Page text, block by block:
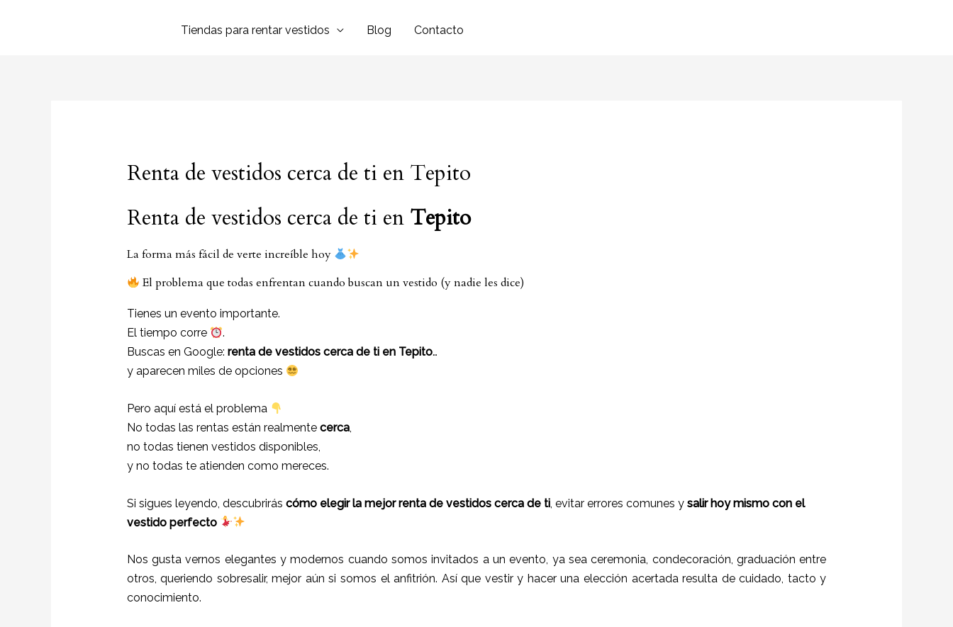
Tiendas para rentar vestidos Blog Contacto
Renta de vestidos cerca de ti en Tepito
Renta de vestidos cerca de ti en Tepito
La forma más fácil de verte increíble hoy
El problema que todas enfrentan cuando buscan un vestido (y nadie les dice)
Tienes un evento importante.
El tiempo corre
.
Buscas en Google: renta de vestidos cerca de ti en Tepito…
y aparecen miles de opciones
Pero aquí está el problema
No todas las rentas están realmente cerca,
no todas tienen vestidos disponibles,
y no todas te atienden como mereces.
Si sigues leyendo, descubrirás cómo elegir la mejor renta de vestidos cerca de ti, evitar errores comunes y salir hoy mismo con el
vestido perfecto
Nos gusta vernos elegantes y modernos cuando somos invitados a un evento, ya sea ceremonia, condecoración, graduación entre
otros, queriendo sobresalir, mejor aún si somos el anfitrión. Así que vestir y hacer una elección acertada resulta de cuidado, tacto y
conocimiento.